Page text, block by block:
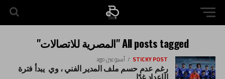
All posts tagged "المصرية للاتصالات"
STICKY POST أسبوعين ago
رغم عدم حسم ملف المدير الفني ، وي يبدأ فترة
الإعداد غدًا